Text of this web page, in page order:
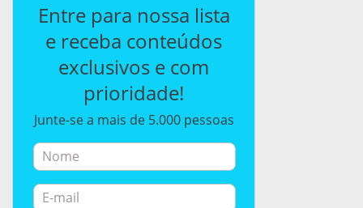
Entre para nossa lista
e receba conteúdos
exclusivos e com
prioridade!
Junte-se a mais de 5.000 pessoas